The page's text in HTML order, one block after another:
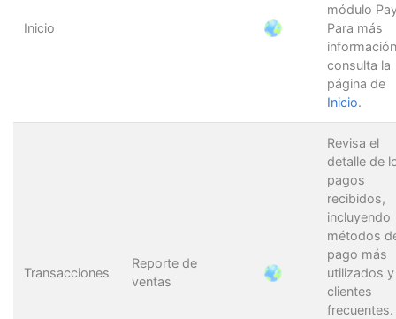
Inicio
módulo
Para más
consulta la
página de
Inicio.
Transacciones
Reporte de
ventas
Revisa el
detalle de
pagos
recibidos,
incluyendo
métodos
pago más
utilizados y
clientes
frecuentes.